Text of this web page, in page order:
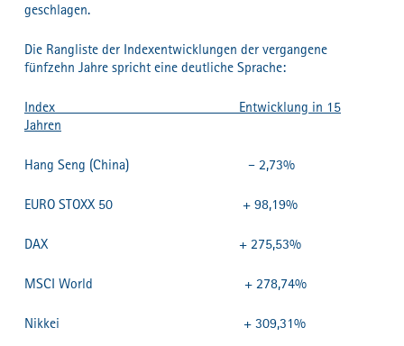
geschlagen.
Die Rangliste der Indexentwicklungen der vergangene
fünfzehn Jahre spricht eine deutliche Sprache:
Index Entwicklung in 15
Jahren
Hang Seng (China) – 2,73%
EURO STOXX 50 + 98,19%
DAX + 275,53%
MSCI World + 278,74%
Nikkei + 309,31%